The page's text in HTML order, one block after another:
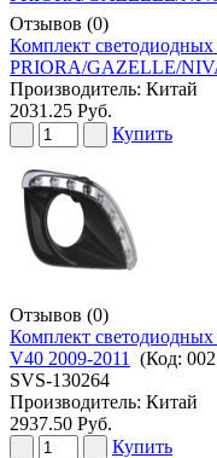
Отзывов (0)
Комплект
PRIORA/GAZELLE/
Производитель: Китай
2031.25 Руб.
Купить
Отзывов (0)
Комплект
V40 2009-2011
(Код:
SVS-130264
Производитель: Китай
2937.50 Руб.
Купить